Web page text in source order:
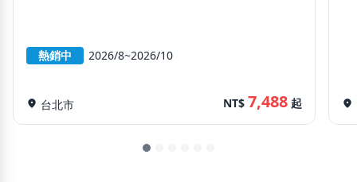
熱銷中 2026/8~2026/10
location_on 台北市 NT$ 7,488 起 location_on